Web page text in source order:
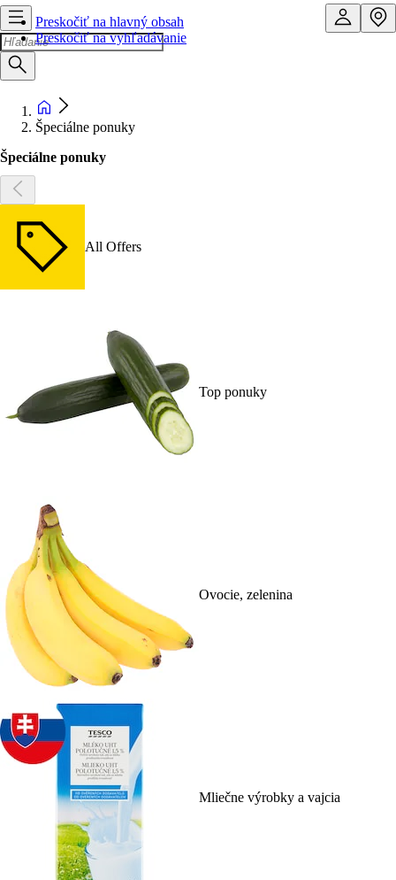
Preskočiť na hlavný obsah
Preskočiť na vyhľadávanie
Špeciálne ponuky
Špeciálne ponuky
All Offers
Top ponuky
Ovocie, zelenina
Mliečne výrobky a vajcia